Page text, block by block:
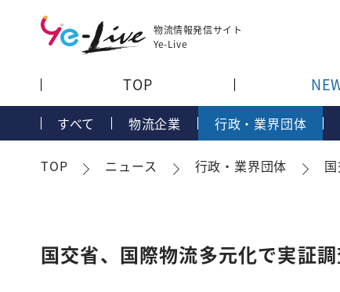
物流情報発信サイト
Ye-Live
TOP
すべて 物流企業 行政・業界団体
TOP ニュース 行政・業界団体
国交省、国際物流多元化で実証